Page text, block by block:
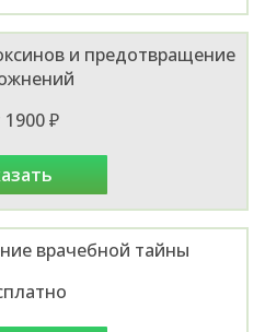
и предотвращение
1900 ₽
врачебной тайны